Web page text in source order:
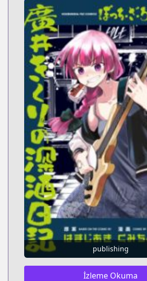
publishing
İzleme Okuma